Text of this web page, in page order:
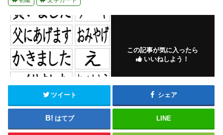
この記事が気に入ったら
いいねしよう！
ツイート シェア
はてブ LINE